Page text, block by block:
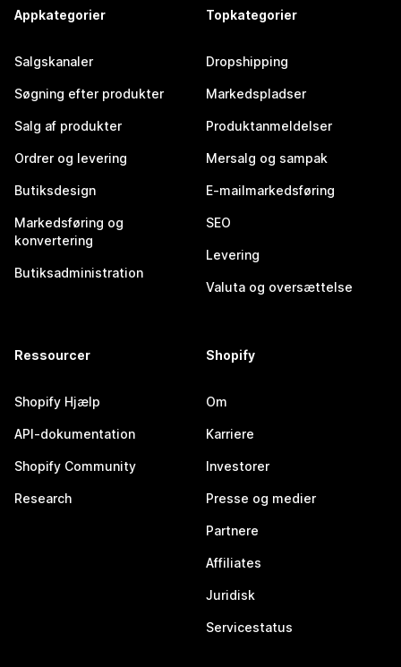
Appkategorier
Salgskanaler
Søgning efter produkter
Salg af produkter
Ordrer og levering
Butiksdesign
Markedsføring og
konvertering
Butiksadministration
Topkategorier
Dropshipping
Markedspladser
Produktanmeldelser
Mersalg og sampak
E-mailmarkedsføring
SEO
Levering
Valuta og oversættelse
Ressourcer
Shopify Hjælp
API-dokumentation
Shopify Community
Research
Shopify
Om
Karriere
Investorer
Presse og medier
Partnere
Affiliates
Juridisk
Servicestatus